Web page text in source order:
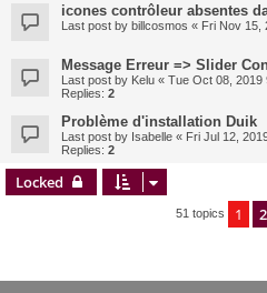
icones contrôleur absentes
Last post by billcosmos « Fri Nov 15,
Message Erreur => Slider
Last post by Kelu « Tue Oct 08, 2019
Replies: 2
Problème d'installation Duik
Last post by Isabelle « Fri Jul 12,
Replies: 2
Locked
51 topics 1 2